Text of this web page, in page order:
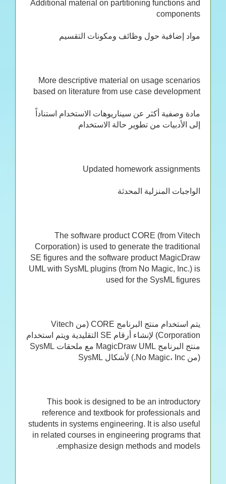
Additional material on partitioning functions and
components
مواد إضافية حول وظائف ومكونات التقسيم
More descriptive material on usage scenarios
based on literature from use case development
مادة وصفية أكثر عن سيناريوهات الاستخدام استناداً
إلى الأدبيات من تطوير حالة الاستخدام
Updated homework assignments
الواجبات المنزلية المحدثة
The software product CORE (from Vitech
Corporation) is used to generate the traditional
SE figures and the software product MagicDraw
UML with SysML plugins (from No Magic, Inc.) is
used for the SysML figures
يتم استخدام منتج البرنامج CORE (من Vitech
Corporation) لإنشاء أرقام SE التقليدية ويتم استخدام
منتج البرنامج MagicDraw UML مع ملحقات SysML
(من No Magic، Inc.) لأشكال SysML
This book is designed to be an introductory
reference and textbook for professionals and
students in systems engineering. It is also useful
in related courses in engineering programs that
emphasize design methods and models.